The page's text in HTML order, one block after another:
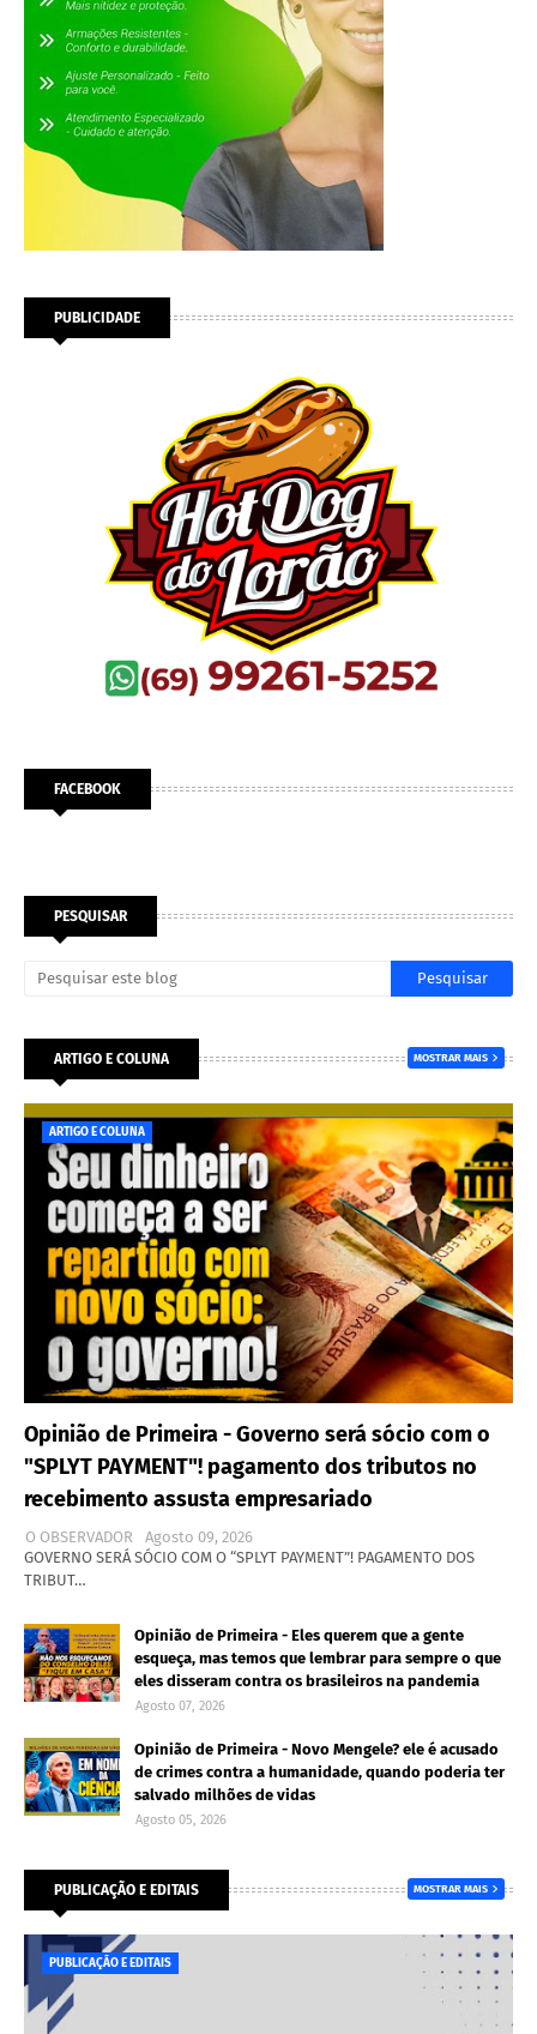
PUBLICIDADE
FACEBOOK
PESQUISAR
ARTIGO E COLUNA MOSTRAR MAIS
ARTIGO E COLUNA
Opinião de Primeira - Governo será sócio com o
"SPLYT PAYMENT"! pagamento dos tributos no
recebimento assusta empresariado
O OBSERVADOR
Agosto 09, 2026
GOVERNO SERÁ SÓCIO COM O “SPLYT PAYMENT”! PAGAMENTO DOS
TRIBUT…
Opinião de Primeira - Eles querem que a gente
esqueça, mas temos que lembrar para sempre o que
eles disseram contra os brasileiros na pandemia
Agosto 07, 2026
Opinião de Primeira - Novo Mengele? ele é acusado
de crimes contra a humanidade, quando poderia ter
salvado milhões de vidas
Agosto 05, 2026
PUBLICAÇÃO E EDITAIS MOSTRAR MAIS
PUBLICAÇÃO E EDITAIS